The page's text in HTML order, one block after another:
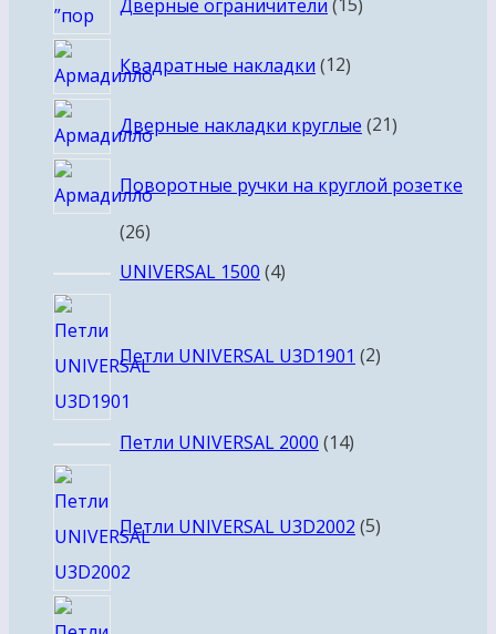
Дверные ограничители 15
Квадратные накладки 1212
Дверные накладки круглые 2121
Поворотные ручки на круглой розетке
2626
товаров
UNIVERSAL 1500 44
Петли UNIVERSAL U3D1901 2товара
Петли UNIVERSAL 2000 1414
Петли UNIVERSAL U3D2002 5товаров